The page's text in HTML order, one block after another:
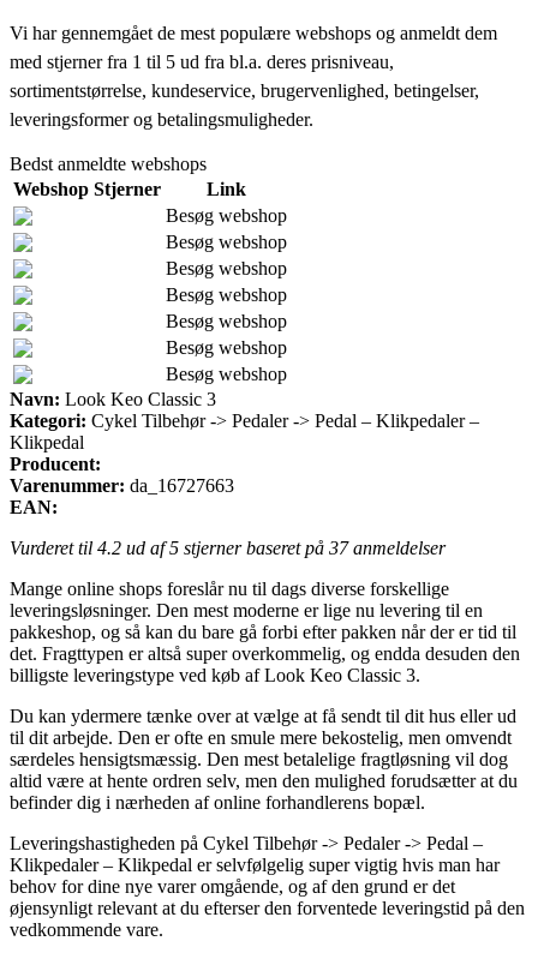
Vi har gennemgået de mest populære webshops og anmeldt dem
med stjerner fra 1 til 5 ud fra bl.a. deres prisniveau,
sortimentstørrelse, kundeservice, brugervenlighed, betingelser,
leveringsformer og betalingsmuligheder.
Bedst anmeldte webshops
Webshop Stjerner
Link
Besøg webshop
Besøg webshop
Besøg webshop
Besøg webshop
Besøg webshop
Besøg webshop
Besøg webshop
Navn: Look Keo Classic 3
Kategori: Cykel Tilbehør -> Pedaler -> Pedal – Klikpedaler –
Klikpedal
Producent:
Varenummer: da_16727663
EAN:
Vurderet til 4.2 ud af 5 stjerner baseret på 37anmeldelser
Mange online shops foreslår nu til dags diverse forskellige
leveringsløsninger. Den mest moderne er lige nu levering til en
pakkeshop, og så kan du bare gå forbi efter pakken når der er tid til
det. Fragttypen er altså super overkommelig, og endda desuden den
billigste leveringstype ved køb af Look Keo Classic 3.
Du kan ydermere tænke over at vælge at få sendt til dit hus eller ud
til dit arbejde. Den er ofte en smule mere bekostelig, men omvendt
særdeles hensigtsmæssig. Den mest betalelige fragtløsning vil dog
altid være at hente ordren selv, men den mulighed forudsætter at du
befinder dig i nærheden af online forhandlerens bopæl.
Leveringshastigheden på Cykel Tilbehør -> Pedaler -> Pedal –
Klikpedaler – Klikpedal er selvfølgelig super vigtig hvis man har
behov for dine nye varer omgående, og af den grund er det
øjensynligt relevant at du efterser den forventede leveringstid på den
vedkommende vare.